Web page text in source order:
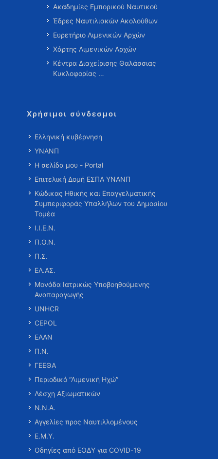
Ακαδημίες Εμπορικού Ναυτικού
Έδρες Ναυτιλιακών Ακολούθων
Ευρετήριο Λιμενικών Αρχών
Χάρτης Λιμενικών Αρχών
Κέντρα Διαχείρισης Θαλάσσιας
Κυκλοφορίας …
Χρήσιμοι σύνδεσμοι
Ελληνική κυβέρνηση
ΥΝΑΝΠ
Η σελίδα μου - Portal
Επιτελική Δομή ΕΣΠΑ ΥΝΑΝΠ
Κώδικας Ηθικής και Επαγγελματικής
Συμπεριφοράς Υπαλλήλων του Δημοσίου
Τομέα
Ι.Ι.Ε.Ν.
Π.Ο.Ν.
Π.Σ.
ΕΛ.ΑΣ.
Μονάδα Ιατρικώς Υποβοηθούμενης
Αναπαραγωγής
UNHCR
CEPOL
ΕΑΑΝ
Π.Ν.
ΓΕΕΘΑ
Περιοδικό “Λιμενική Ηχώ”
Λέσχη Αξιωματικών
Ν.Ν.Α.
Αγγελίες προς Ναυτιλλομένους
Ε.Μ.Υ.
Οδηγίες από ΕΟΔΥ για COVID-19